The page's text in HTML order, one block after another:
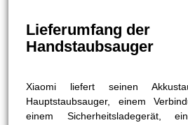
Lieferumfang der
Handstaubsauger
Xiaomi liefert seinen
Hauptstaubsauger, einem
einem Sicherheitsladegerät,